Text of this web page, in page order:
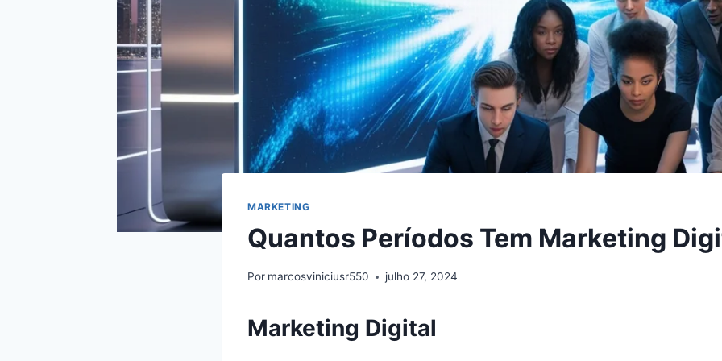
MARKETING
Quantos Períodos Tem Marketing
Por marcosviniciusr550 julho 27, 2024
Marketing Digital